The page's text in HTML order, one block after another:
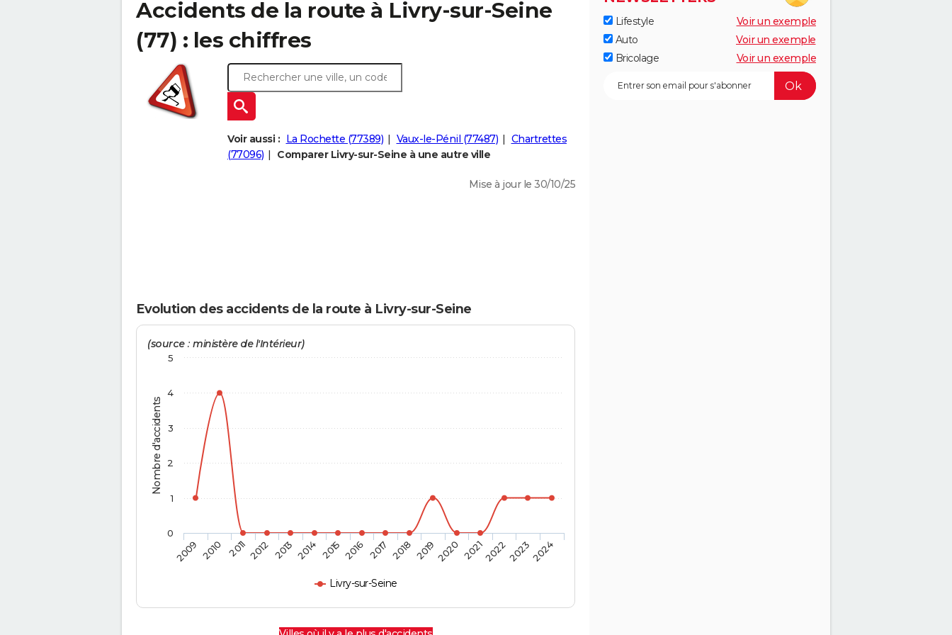
Accidents de la route à Livry-sur-Seine
(77) : les chiffres
Voir aussi : La Rochette (77389) Vaux-le-Pénil (77487)
Chartrettes
(77096)
Comparer Livry-sur-Seine à une autre ville
Mise à jour le 30/10/25
Evolution des accidents de la route à Livry-sur-Seine
Nombre d'accidents
(source : ministère de l'Intérieur)
Livry-sur-Seine
2009 2010 2011 2012 2013 2014 2015 2016 2017 2018 20192020 2021202220232024
0
1
2
3
4
5
Lifestyle
Voir un exemple
Auto
Voir un exemple
Bricolage
Voir un exemple